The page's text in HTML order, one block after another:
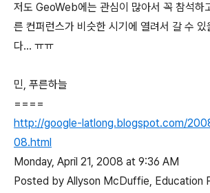
저도 GeoWeb에는 관심이 많아서 꼭 참석하
른 컨퍼런스가 비슷한 시기에 열려서 갈 수 있
다... ㅠㅠ
민, 푸른하늘
====
http://google-latlong.blogspot.com/
08.html
Monday, April 21, 2008 at 9:36 AM
Posted by Allyson McDuffie, Education